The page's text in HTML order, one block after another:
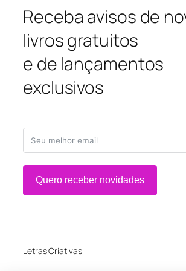
Receba avisos de
livros gratuitos
e de lançamentos
exclusivos
Quero receber novidades
Letras Criativas